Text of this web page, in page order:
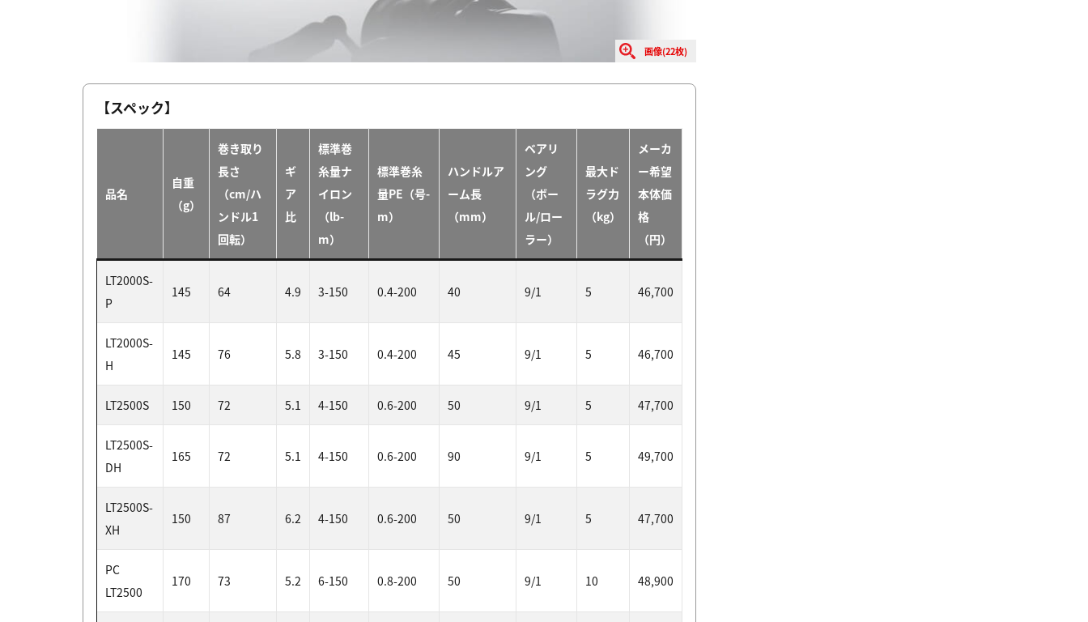
画像(22枚)
【スペック】
品名
自重
（g）
巻き取り
長さ
（cm/ハ
ンドル1
回転）
ギ
ア
比
標準巻
糸量ナ
イロン
（lb-
m）
標準巻糸
量PE（号-
m）
ハンドルア
ーム長
（mm）
ベアリ
ング
（ボー
ル/ロー
ラー）
最大ド
ラグ力
（kg）
メーカ
ー希望
本体価
格
（円）
LT2000S-
P
145 64 4.9 3-150 0.4-200 40 9/1 5 46,700
LT2000S-
H
145 76 5.8 3-150 0.4-200 45 9/1 5 46,700
LT2500S 150 72 5.1 4-150 0.6-200 50 9/1 5 47,700
LT2500S-
DH
165 72 5.1 4-150 0.6-200 90 9/1 5 49,700
LT2500S-
XH
150 87 6.2 4-150 0.6-200 50 9/1 5 47,700
PC
LT2500
170 73 5.2 6-150 0.8-200 50 9/1 10 48,900